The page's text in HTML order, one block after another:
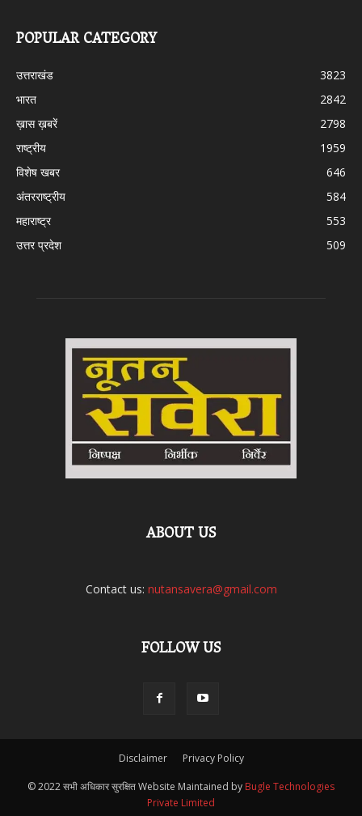
POPULAR CATEGORY
उत्तराखंड
3823
भारत
2842
ख़ास ख़बरें
2798
राष्ट्रीय
1959
विशेष खबर
646
अंतरराष्ट्रीय
584
महाराष्ट्र
553
उत्तर प्रदेश
509
ABOUT US
Contact us: nutansavera@gmail.com
FOLLOW US
Disclaimer Privacy Policy
© 2022 सभी अधिकार सुरक्षित Website Maintained by Bugle Technologies
Private Limited